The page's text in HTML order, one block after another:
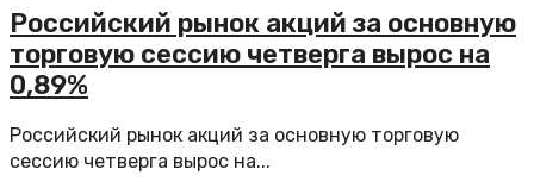
Российский рынок акций за основную
торговую сессию четверга вырос на
0,89%
Российский рынок акций за основную торговую
сессию четверга вырос на...